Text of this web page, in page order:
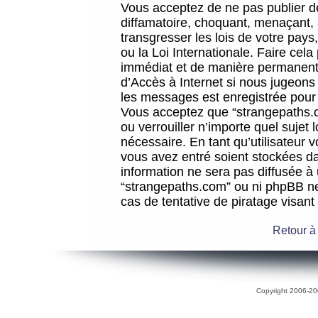
Vous acceptez de ne pas publier
diffamatoire, choquant,
transgresser les lois de votre
ou la Loi Internationale. Faire
immédiat et de manière
d’Accès à Internet si nous
les messages est enregistrée
Vous acceptez que
ou verrouiller n’importe quel sujet
nécessaire. En tant qu’utilisateur
vous avez entré soient stockées
information ne sera pas diffusée
“strangepaths.com” ou ni phpBB
cas de tentative de piratage
Retour
Copyright 2006-